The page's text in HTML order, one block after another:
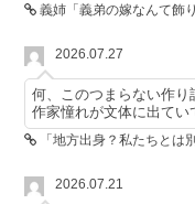
義姉「義弟の嫁なんて飾りで
2026.07.27
何、このつまらない作
作家憧れが文体に出てい
「地方出身？私たちとは別テー
2026.07.21